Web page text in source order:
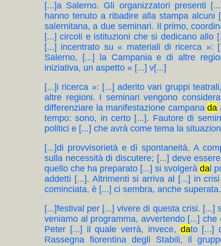
[...]a Salerno. Gli organizzatori presenti
hanno tenuto a ribadire alla stampa
salernitana, a due seminari. Il primo,
[...] circoli e istituzioni che si dedicano
[...] incentrato su « materiali di ricerca »:
Salerno, [...] la Campania e di altre
iniziativa, un aspetto « [...] v[...]
[...]i ricerca »: [...] aderito vari gruppi
altre regioni. I seminari vengono
differenziare la manifestazione campanada
tempo: sono, in certo [...]. Fautore di
politici e [...] che avrà come tema la
[...]di provvisorietà e dì spontaneità. A
sulla necessità di discutere; [...] deve
quello che ha preparato [...] si svolgerà da l
addetti [...]. Altrimenti si arriva al [...] in
cominciata, è [...] ci sembra, anche
[...]festival per [...] vivere di questa crisi.
veniamo al programma, avvertendo [...]
Peter [...] il quale verrà, invece, dato [...]
Rassegna fiorentina degli Stabili, il